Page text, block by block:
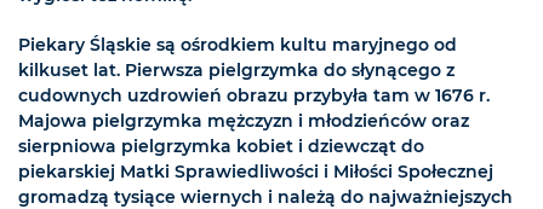
Piekary Śląskie są ośrodkiem kultu maryjnego od
kilkuset lat. Pierwsza pielgrzymka do słynącego z
cudownych uzdrowień obrazu przybyła tam w 1676 r.
Majowa pielgrzymka mężczyzn i młodzieńców oraz
sierpniowa pielgrzymka kobiet i dziewcząt do
piekarskiej Matki Sprawiedliwości i Miłości Społecznej
gromadzą tysiące wiernych i należą do najważniejszych